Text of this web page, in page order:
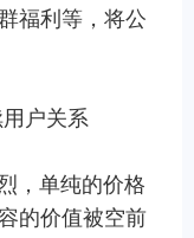
福利等，将公
户关系
，单纯的价格
的价值被空前